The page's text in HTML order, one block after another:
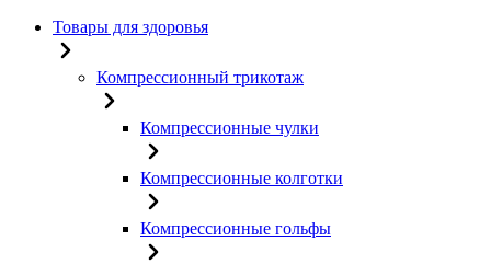
Товары для здоровья
Компрессионный трикотаж
Компрессионные чулки
Компрессионные колготки
Компрессионные гольфы